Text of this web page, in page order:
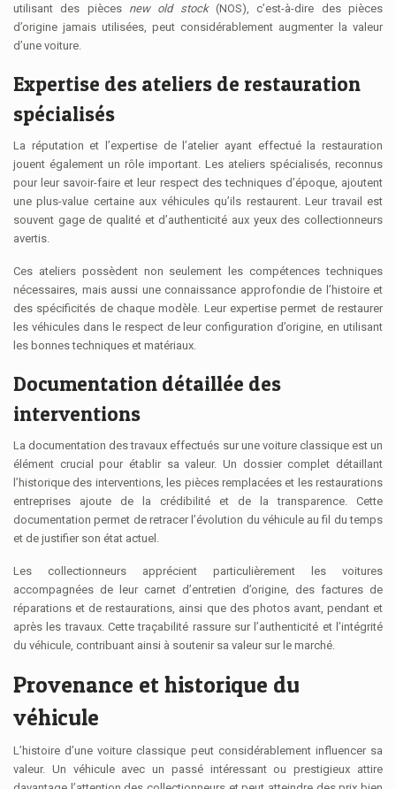
utilisant des pièces new old stock (NOS), c’est-à-dire des pièces
d’origine jamais utilisées, peut considérablement augmenter la valeur
d’une voiture.
Expertise des ateliers de restauration
spécialisés
La réputation et l’expertise de l’atelier ayant effectué la restauration
jouent également un rôle important. Les ateliers spécialisés, reconnus
pour leur savoir-faire et leur respect des techniques d’époque, ajoutent
une plus-value certaine aux véhicules qu’ils restaurent. Leur travail est
souvent gage de qualité et d’authenticité aux yeux des collectionneurs
avertis.
Ces ateliers possèdent non seulement les compétences techniques
nécessaires, mais aussi une connaissance approfondie de l’histoire et
des spécificités de chaque modèle. Leur expertise permet de restaurer
les véhicules dans le respect de leur configuration d’origine, en utilisant
les bonnes techniques et matériaux.
Documentation détaillée des
interventions
La documentation des travaux effectués sur une voiture classique est un
élément crucial pour établir sa valeur. Un dossier complet détaillant
l’historique des interventions, les pièces remplacées et les restaurations
entreprises ajoute de la crédibilité et de la transparence. Cette
documentation permet de retracer l’évolution du véhicule au fil du temps
et de justifier son état actuel.
Les collectionneurs apprécient particulièrement les voitures
accompagnées de leur carnet d’entretien d’origine, des factures de
réparations et de restaurations, ainsi que des photos avant, pendant et
après les travaux. Cette traçabilité rassure sur l’authenticité et l’intégrité
du véhicule, contribuant ainsi à soutenir sa valeur sur le marché.
Provenance et historique du
véhicule
L’histoire d’une voiture classique peut considérablement influencer sa
valeur. Un véhicule avec un passé intéressant ou prestigieux attire